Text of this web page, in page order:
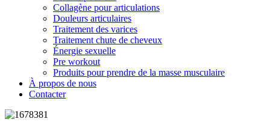
Collagène pour articulations
Douleurs articulaires
Traitement des varices
Traitement chute de cheveux
Énergie sexuelle
Pre workout
Produits pour prendre de la masse musculaire
À propos de nous
Contacter